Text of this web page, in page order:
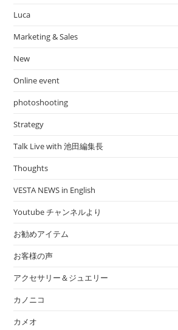
Luca
Marketing & Sales
New
Online event
photoshooting
Strategy
Talk Live with 池田編集長
Thoughts
VESTA NEWS in English
Youtube チャンネルより
お勧めアイテム
お客様の声
アクセサリー＆ジュエリー
カノニコ
カメオ